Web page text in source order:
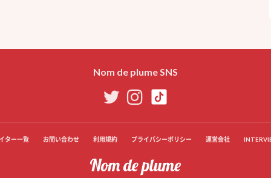
Nom de plume SNS
ター一覧 お問い合わせ 利用規約 プライバシーポリシー 運営会社